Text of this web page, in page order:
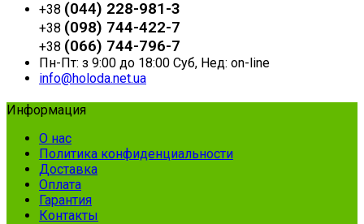
+38 (044) 228-981-3
+38 (098) 744-422-7
+38 (066) 744-796-7
Пн-Пт: з 9:00 до 18:00 Суб, Нед: on-line
info@holoda.net.ua
Информация
О нас
Политика конфиденциальности
Доставка
Оплата
Гарантия
Контакты